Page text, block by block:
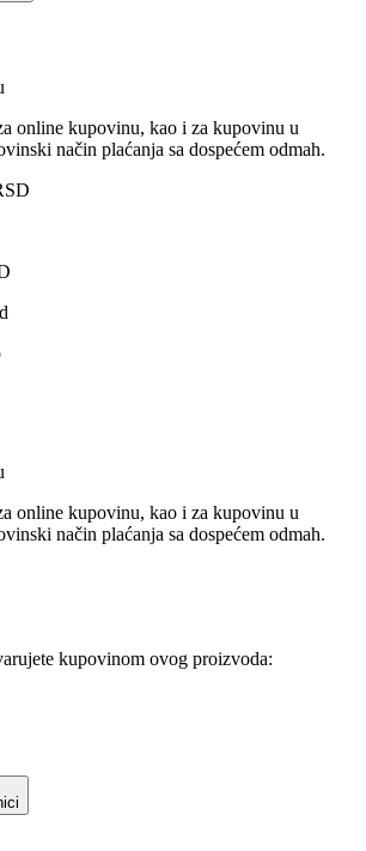
online kupovinu, kao i za kupovinu u
način plaćanja sa dospećem odmah.
online kupovinu, kao i za kupovinu u
način plaćanja sa dospećem odmah.
kupovinom ovog proizvoda: